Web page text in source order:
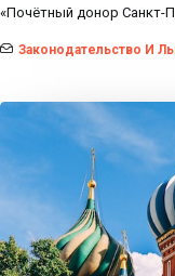
«Почётный донор Санкт-
Законодательство И